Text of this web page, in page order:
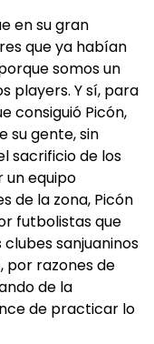
en su gran
que ya habían
somos un
players. Y sí, para
consiguió Picón,
su gente, sin
sacrificio de los
un equipo
de la zona, Picón
futbolistas que
sanjuaninos
por razones de
de la
de practicar lo